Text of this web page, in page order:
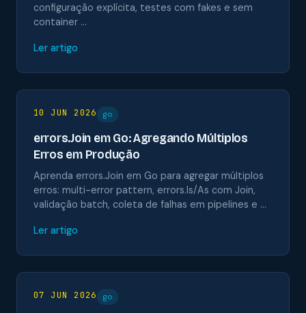
configuração explícita, testes com fakes e sem
container …
Ler artigo
10 JUN 2026 go
errors.Join em Go: Agregando Múltiplos
Erros em Produção
Aprenda errors.Join em Go para agregar múltiplos
erros: multi-error pattern, errors.Is/As com Join,
validação batch, coleta de falhas em pipelines e …
Ler artigo
07 JUN 2026 go